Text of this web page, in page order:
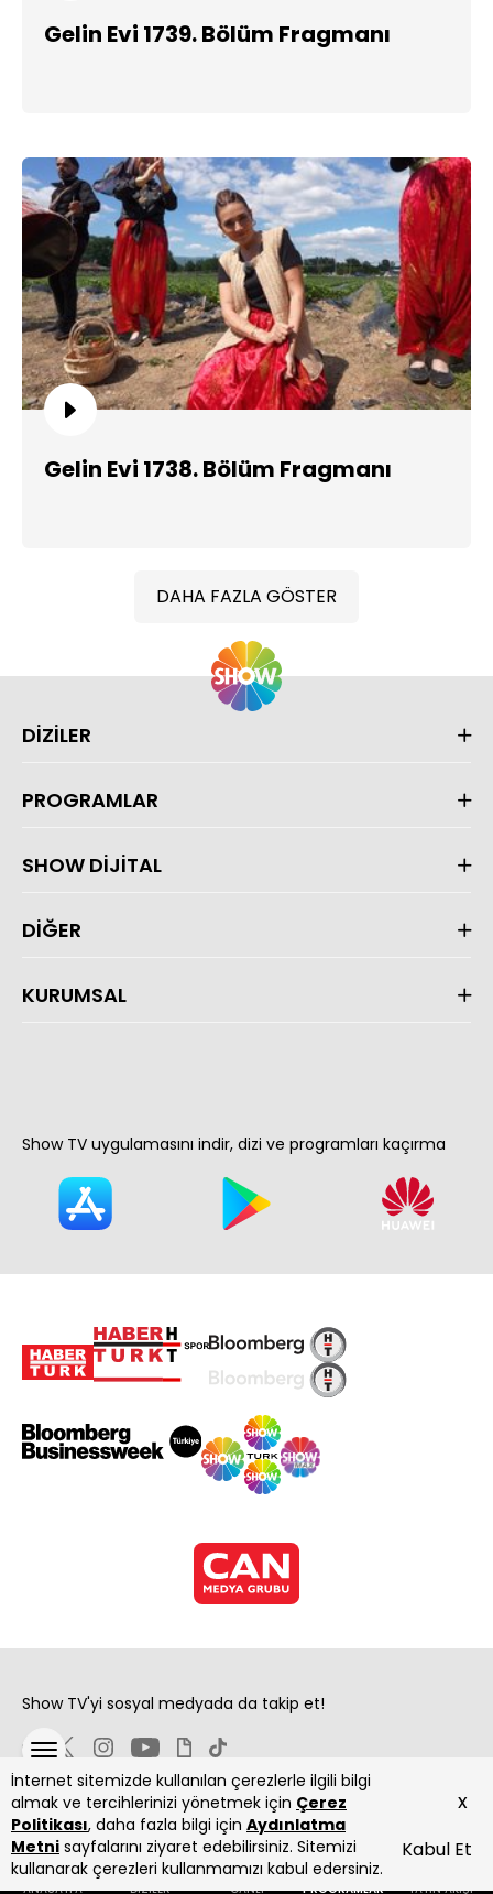
Gelin Evi 1739. Bölüm Fragmanı
Gelin Evi 1738. Bölüm Fragmanı
DAHA FAZLA GÖSTER
ANASAYFA DİZİLER CANLI PROGRAMLAR YAYIN AKIŞI
İnternet sitemizde kullanılan çerezlerle ilgili bilgi
almak ve tercihlerinizi yönetmek için Çerez
Politikası, daha fazla bilgi için Aydınlatma
Metni sayfalarını ziyaret edebilirsiniz. Sitemizi
kullanarak çerezleri kullanmamızı kabul edersiniz.
Kabul Et
x
DİZİLER
PROGRAMLAR
SHOW DİJİTAL
DİĞER
KURUMSAL
Show TV uygulamasını indir, dizi ve programları kaçırma
Show TV'yi sosyal medyada da takip et!
Copyright 2026 Show Televizyon Yayıncılık A.Ş.